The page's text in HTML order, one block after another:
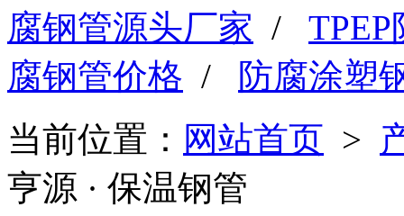
腐钢管源头厂家 /
腐钢管价格 /
防腐涂塑
当前位置： 网站首页 >
亨源 · 保温钢管